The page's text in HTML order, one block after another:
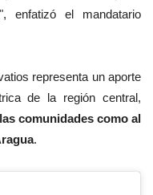
enfatizó el mandatario
representa un aporte
de la región central,
comunidades como al
.